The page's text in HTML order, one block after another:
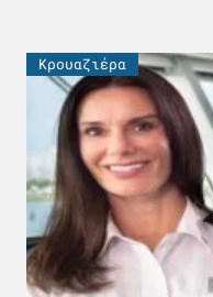
Κρουαζιέρα